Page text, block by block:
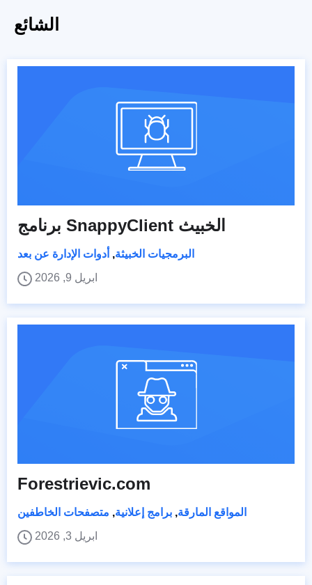
الشائع
برنامج SnappyClient الخبيث
البرمجيات الخبيثة, أدوات الإدارة عن بعد
ابريل 9, 2026
Forestrievic.com
المواقع المارقة, برامج إعلانية, متصفحات الخاطفين
ابريل 3, 2026